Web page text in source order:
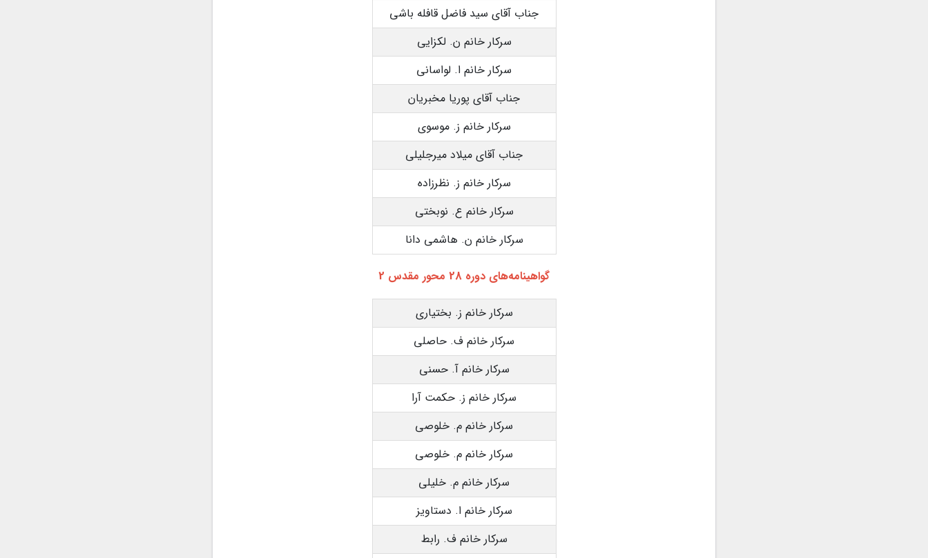
جناب آقای سید فاضل قافله باشی
سرکار خانم ن. لکزایی
سرکار خانم ا. لواسانی
جناب آقای پوریا مخبریان
سرکار خانم ز. موسوی
جناب آقای میلاد میرجلیلی
سرکار خانم ز. نظرزاده
سرکار خانم ع. نوبختی
سرکار خانم ن. هاشمی دانا
گواهینامه‌های دوره 28 محور مقدس 2
سرکار خانم ز. بختیاری
سرکار خانم ف. حاصلی
سرکار خانم آ. حسنی
سرکار خانم ز. حکمت آرا
سرکار خانم م. خلوصی
سرکار خانم م. خلوصی
سرکار خانم م. خلیلی
سرکار خانم ا. دستاویز
سرکار خانم ف. رابط